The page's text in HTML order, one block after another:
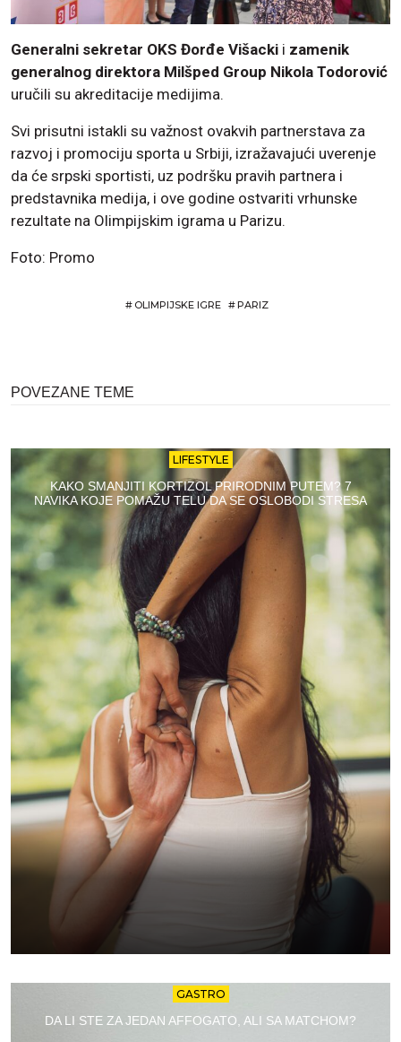
Generalni sekretar OKS Đorđe Višacki i zamenik
generalnog direktora Milšped Group Nikola Todorović
uručili su akreditacije medijima.
Svi prisutni istakli su važnost ovakvih partnerstava za
razvoj i promociju sporta u Srbiji, izražavajući uverenje
da će srpski sportisti, uz podršku pravih partnera i
predstavnika medija, i ove godine ostvariti vrhunske
rezultate na Olimpijskim igrama u Parizu.
Foto: Promo
# OLIMPIJSKE IGRE #PARIZ
POVEZANE TEME
LIFESTYLE
KAKO SMANJITI KORTIZOL PRIRODNIM PUTEM? 7
NAVIKA KOJE POMAŽU TELU DA SE OSLOBODI STRESA
GASTRO
DA LI STE ZA JEDAN AFFOGATO, ALI SA MATCHOM?